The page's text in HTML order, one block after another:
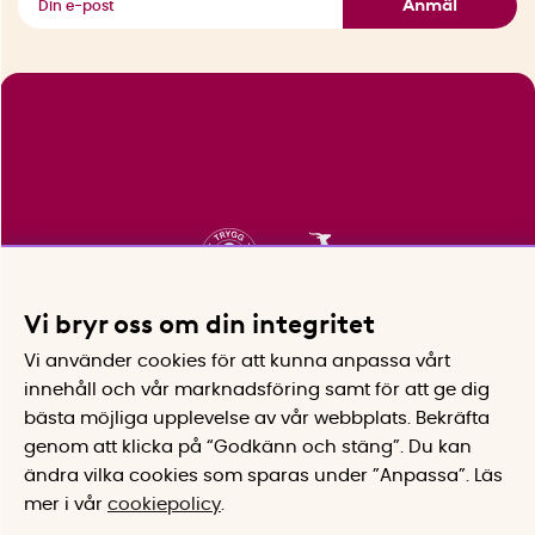
Anmäl
Vi bryr oss om din integritet
Vi använder cookies för att kunna anpassa vårt
innehåll och vår marknadsföring samt för att ge dig
bästa möjliga upplevelse av vår webbplats.
Bekräfta
genom att klicka på “Godkänn och stäng”. Du kan
ändra vilka cookies som sparas under ”Anpassa”.
Läs
mer i vår cookiepolicy